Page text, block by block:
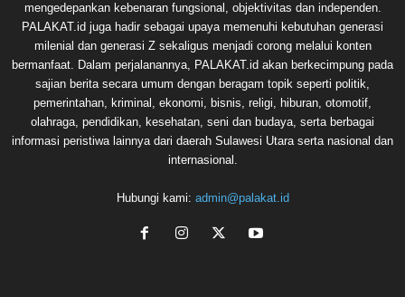
mengedepankan kebenaran fungsional, objektivitas dan independen.
PALAKAT.id juga hadir sebagai upaya memenuhi kebutuhan generasi
milenial dan generasi Z sekaligus menjadi corong melalui konten
bermanfaat. Dalam perjalanannya, PALAKAT.id akan berkecimpung pada
sajian berita secara umum dengan beragam topik seperti politik,
pemerintahan, kriminal, ekonomi, bisnis, religi, hiburan, otomotif,
olahraga, pendidikan, kesehatan, seni dan budaya, serta berbagai
informasi peristiwa lainnya dari daerah Sulawesi Utara serta nasional dan
internasional.
Hubungi kami: admin@palakat.id